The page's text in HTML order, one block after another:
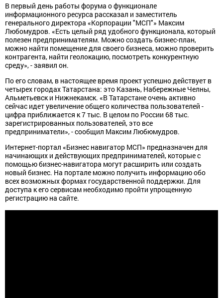
В первый день работы форума о функционале
информационного ресурса рассказал и заместитель
генерального директора «Корпорации "МСП"» Максим
Любомудров. «Есть целый ряд удобного функционала, который
полезен предпринимателям. Можно создать бизнес-план,
можно найти помещение для своего бизнеса, можно проверить
контрагента, найти геолокацию, посмотреть конкурентную
среду», - заявил он.
По его словам, в настоящее время проект успешно действует в
четырех городах Татарстана: это Казань, Набережные Челны,
Альметьевск и Нижнекамск. «В Татарстане очень активно
сейчас идет увеличение общего количества пользователей -
цифра приближается к 7 тыс. В целом по России 68 тыс.
зарегистрированных пользователей, это все
предприниматели», - сообщил Максим Любюмудров.
Интернет-портал «Бизнес навигатор МСП» предназначен для
начинающих и действующих предпринимателей, которые с
помощью бизнес-навигатора могут расширить или создать
новый бизнес. На портале можно получить информацию обо
всех возможных формах государственной поддержки. Для
доступа к его сервисам необходимо пройти упрощенную
регистрацию на сайте.